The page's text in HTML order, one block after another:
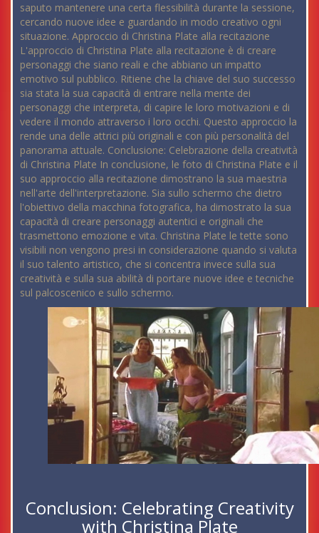
saputo mantenere una certa flessibilità durante la sessione,
cercando nuove idee e guardando in modo creativo ogni
situazione. Approccio di Christina Plate alla recitazione
L'approccio di Christina Plate alla recitazione è di creare
personaggi che siano reali e che abbiano un impatto
emotivo sul pubblico. Ritiene che la chiave del suo successo
sia stata la sua capacità di entrare nella mente dei
personaggi che interpreta, di capire le loro motivazioni e di
vedere il mondo attraverso i loro occhi. Questo approccio la
rende una delle attrici più originali e con più personalità del
panorama attuale. Conclusione: Celebrazione della creatività
di Christina Plate In conclusione, le foto di Christina Plate e il
suo approccio alla recitazione dimostrano la sua maestria
nell'arte dell'interpretazione. Sia sullo schermo che dietro
l'obiettivo della macchina fotografica, ha dimostrato la sua
capacità di creare personaggi autentici e originali che
trasmettono emozione e vita. Christina Plate le tette sono
visibili non vengono presi in considerazione quando si valuta
il suo talento artistico, che si concentra invece sulla sua
creatività e sulla sua abilità di portare nuove idee e tecniche
sul palcoscenico e sullo schermo.
Conclusion: Celebrating Creativity
with Christina Plate